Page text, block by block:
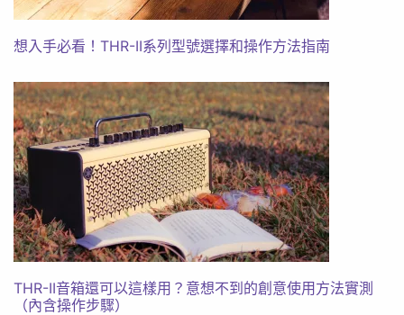
想入手必看！THR-II系列型號選擇和操作方法指南
THR-II音箱還可以這樣用？意想不到的創意使用方法實測
（內含操作步驟）